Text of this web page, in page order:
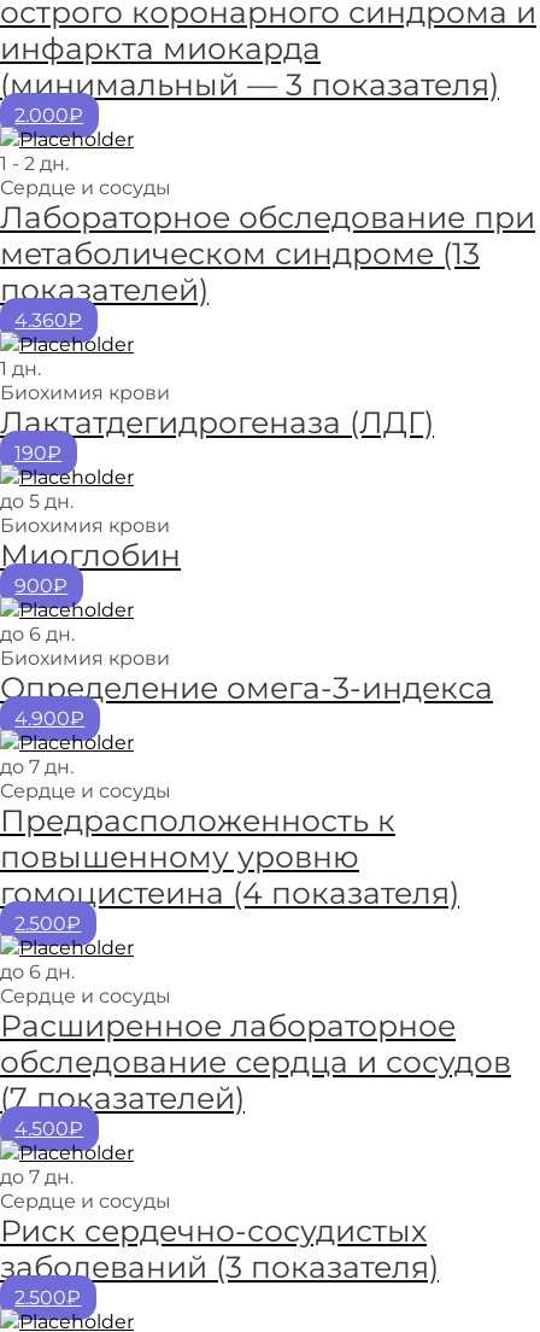
острого коронарного синдрома и
инфаркта миокарда
(минимальный — 3 показателя)
2.000₽
1 - 2 дн.
Сердце и сосуды
Лабораторное обследование при
метаболическом синдроме (13
показателей)
4.360₽
1 дн.
Биохимия крови
Лактатдегидрогеназа (ЛДГ)
190₽
до 5 дн.
Биохимия крови
Миоглобин
900₽
до 6 дн.
Биохимия крови
Определение омега-3-индекса
4.900₽
до 7 дн.
Сердце и сосуды
Предрасположенность к
повышенному уровню
гомоцистеина (4 показателя)
2.500₽
до 6 дн.
Сердце и сосуды
Расширенное лабораторное
обследование сердца и сосудов
(7 показателей)
4.500₽
до 7 дн.
Сердце и сосуды
Риск сердечно-сосудистых
заболеваний (3 показателя)
2.500₽